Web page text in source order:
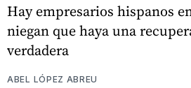
Hay empresarios hispanos
niegan que haya una
verdadera
ABEL LÓPEZ ABREU